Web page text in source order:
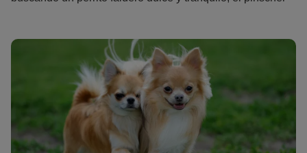
cuidador siempre al trote.